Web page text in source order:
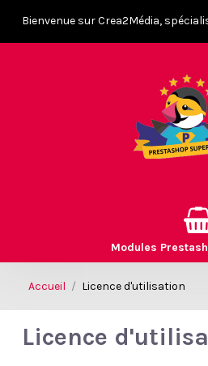
Bienvenue sur Crea2Média,
Modules
Accueil Licence d'utilisation
Licence